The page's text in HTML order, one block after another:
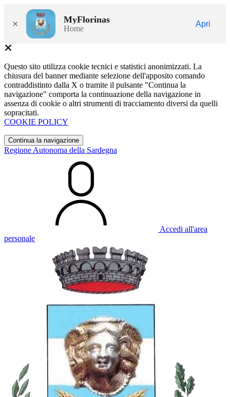
× MyFlorinas
Home
Apri
Questo sito utilizza cookie tecnici e statistici anonimizzati. La
chiusura del banner mediante selezione dell'apposito comando
contraddistinto dalla X o tramite il pulsante "Continua la
navigazione" comporta la continuazione della navigazione in
assenza di cookie o altri strumenti di tracciamento diversi da quelli
sopracitati.
COOKIE POLICY
Continua la navigazione
Regione Autonoma della Sardegna
Accedi all'area
personale